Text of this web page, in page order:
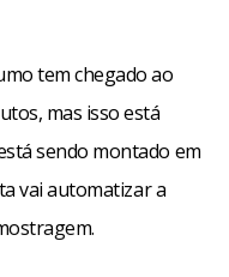
tem chegado ao
mas isso está
sendo montado em
vai automatizar a